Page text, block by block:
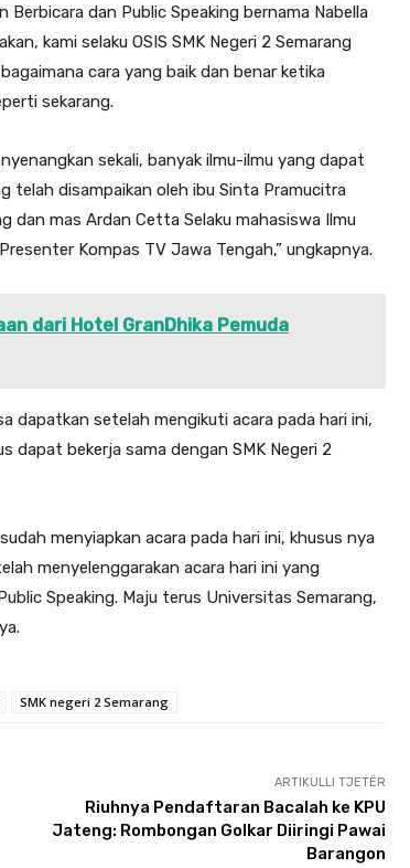
dan Public Speaking bernama Nabella
kami selaku OSIS SMK Negeri 2 Semarang
cara yang baik dan benar ketika
sekarang.
sekali, banyak ilmu-ilmu yang dapat
telah disampaikan oleh ibu Sinta Pramucitra
dan mas Ardan Cetta Selaku mahasiswa Ilmu
Kompas TV Jawa Tengah,” ungkapnya.
dari Hotel GranDhika Pemuda
dapatkan setelah mengikuti acara pada hari ini,
dapat bekerja sama dengan SMK Negeri 2
menyiapkan acara pada hari ini, khusus nya
menyelenggarakan acara hari ini yang
Speaking. Maju terus Universitas Semarang,
SMK negeri 2 Semarang
ARTIKULLI TJETËR
Riuhnya Pendaftaran Bacalah ke KPU
Jateng: Rombongan Golkar Diiringi Pawai
Barangon